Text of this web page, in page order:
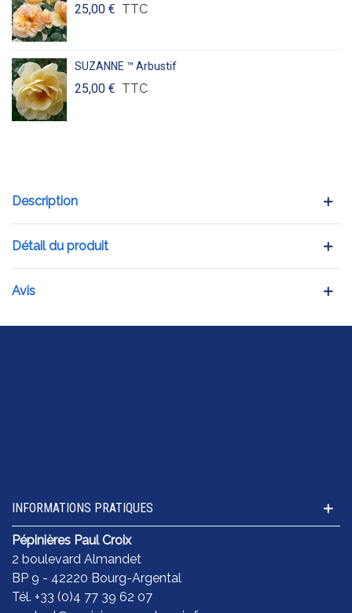
25,00 € TTC
SUZANNE ™ Arbustif
25,00 € TTC
Description
Détail du produit
Avis
INFORMATIONS PRATIQUES
Pépinières Paul Croix
2 boulevard Almandet
BP 9 - 42220 Bourg-Argental
Tél. +33 (0)4 77 39 62 07